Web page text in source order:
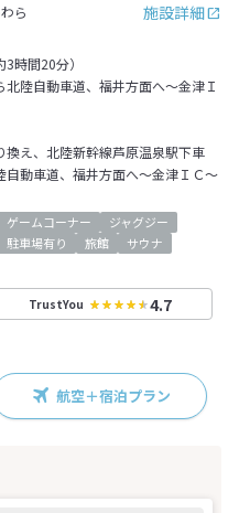
施設詳細
ら
時間20分）
陸自動車道、福井方面へ～金津Ｉ
え、北陸新幹線芦原温泉駅下車
動車道、福井方面へ～金津ＩＣ～
ゲームコーナー
ジャグジー
駐車場有り 旅館
サウナ
TrustYou 4.7
航空＋宿泊プラン